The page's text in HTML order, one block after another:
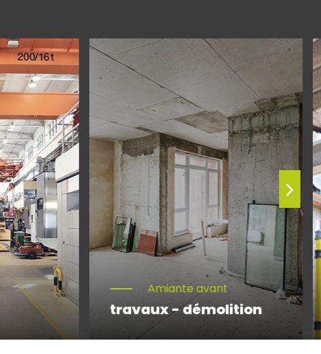
Amiante avant
travaux - démolition